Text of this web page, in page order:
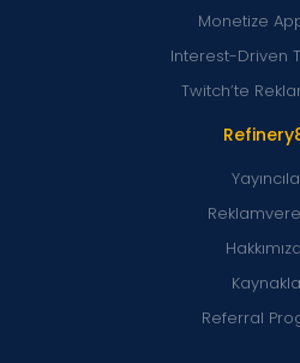
Referral
Monetize
Interest-Driven
Twitch’te